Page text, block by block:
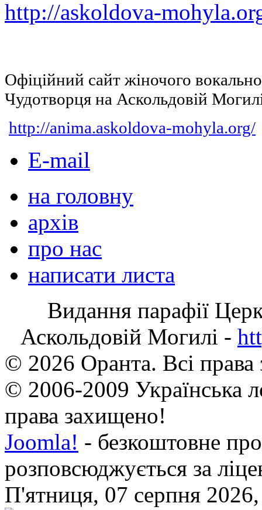
http://askoldova-
Офіційний сайт жіночого
Чудотворця на Аскольдовій
http://anima.askoldova-mohyla.org/
E-mail
на головну
архів
про нас
написати листа
Видання парафії
Аскольдовій Могилі -
© 2026 Оранта. Всі
© 2006-2009 Українська
права захищено!
Joomla! - безкоштовне
розповсюджується за
П'ятниця, 07 серпня